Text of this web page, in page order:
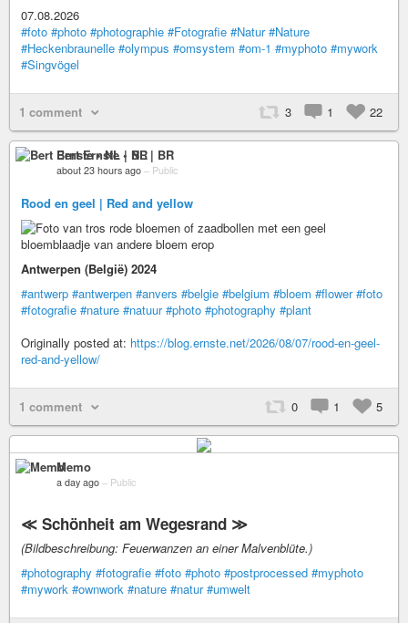
07.08.2026
#foto #photo #photographie #Fotografie #Natur #Nature
#Heckenbraunelle #olympus #omsystem #om-1 #myphoto #mywork
#Singvögel
1 comment 3 1 22
Bert Ernste • NL | BR
about 23 hours ago – Public
Rood en geel | Red and yellow
Antwerpen (België) 2024
#antwerp #antwerpen #anvers #belgie #belgium #bloem #flower #foto
#fotografie #nature #natuur #photo #photography #plant
Originally posted at: https://blog.ernste.net/2026/08/07/rood-en-geel-
red-and-yellow/
1 comment 0 1 5
Memo
a day ago – Public
≪ Schönheit am Wegesrand ≫
(Bildbeschreibung: Feuerwanzen an einer Malvenblüte.)
#photography #fotografie #foto #photo #postprocessed #myphoto
#mywork #ownwork #nature #natur #umwelt